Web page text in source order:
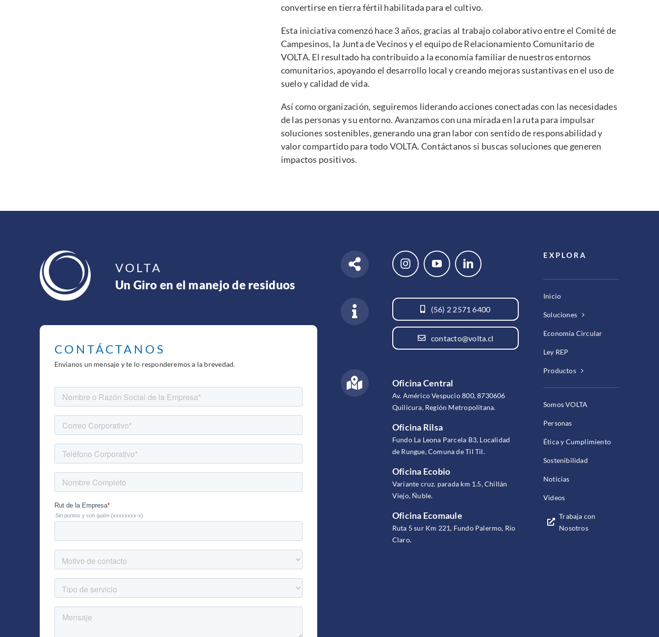
convertirse en tierra fértil habilitada para el cultivo.
Esta iniciativa comenzó hace 3 años, gracias al trabajo colaborativo entre el Comité de
Campesinos, la Junta de Vecinos y el equipo de Relacionamiento Comunitario de
VOLTA. El resultado ha contribuido a la economía familiar de nuestros entornos
comunitarios, apoyando el desarrollo local y creando mejoras sustantivas en el uso de
suelo y calidad de vida.
Así como organización, seguiremos liderando acciones conectadas con las necesidades
de las personas y su entorno. Avanzamos con una mirada en la ruta para impulsar
soluciones sostenibles, generando una gran labor con sentido de responsabilidad y
valor compartido para todo VOLTA. Contáctanos si buscas soluciones que generen
impactos positivos.
VOLTA
Un Giro en el manejo de residuos
CONTÁCTANOS
Envianos un mensaje y te lo responderemos a la brevedad.
(56) 2 2571 6400
contacto@volta.cl
Oficina Central
Av. Américo Vespucio 800, 8730606
Quilicura, Región Metropolitana.
Oficina Rilsa
Fundo La Leona Parcela B3, Localidad
de Rungue, Comuna de Til Til.
Oficina Ecobio
Variante cruz. parada km 1.5, Chillán
Viejo, Ñuble.
Oficina Ecomaule
Ruta 5 sur Km 221, Fundo Palermo, Río
Claro.
EXPLORA
Inicio
Soluciones
Economía Circular
Ley REP
Productos
Somos VOLTA
Personas
Ética y Cumplimiento
Sostenibilidad
Noticias
Videos
Trabaja con
Nosotros